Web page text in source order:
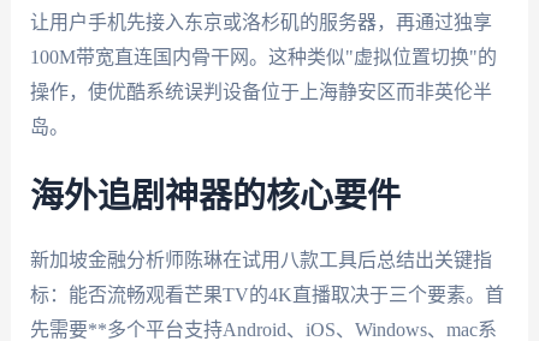
让用户手机先接入东京或洛杉矶的服务器，再通过独享
100M带宽直连国内骨干网。这种类似"虚拟位置切换"的
操作，使优酷系统误判设备位于上海静安区而非英伦半
岛。
海外追剧神器的核心要件
新加坡金融分析师陈琳在试用八款工具后总结出关键指
标：能否流畅观看芒果TV的4K直播取决于三个要素。首
先需要**多个平台支持Android、iOS、Windows、mac系